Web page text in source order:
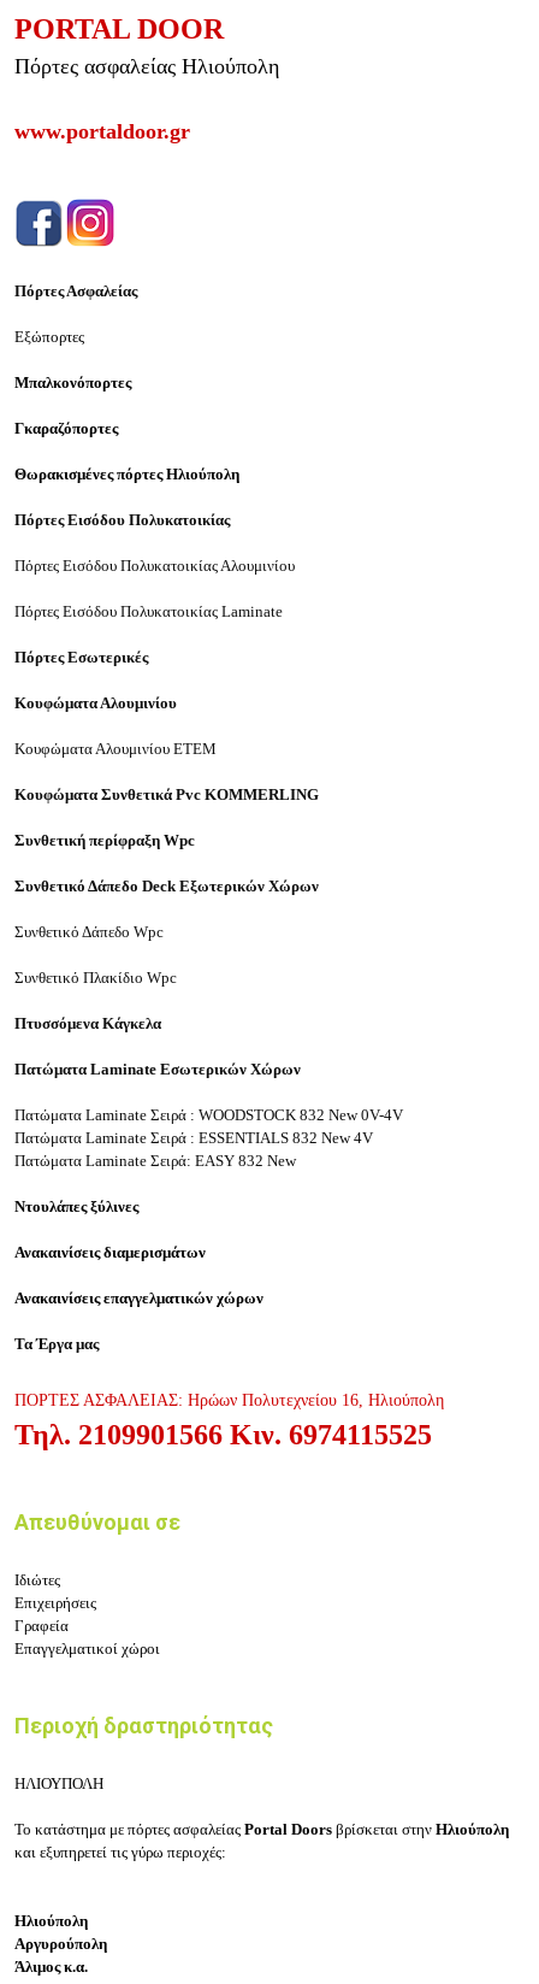
PORTAL DOOR
Πόρτες ασφαλείας Ηλιούπολη
www.portaldoor.gr
Πόρτες Ασφαλείας
Εξώπορτες
Μπαλκονόπορτες
Γκαραζόπορτες
Θωρακισμένες πόρτες Ηλιούπολη
Πόρτες Εισόδου Πολυκατοικίας
Πόρτες Εισόδου Πολυκατοικίας Αλουμινίου
Πόρτες Εισόδου Πολυκατοικίας Laminate
Πόρτες Εσωτερικές
Κουφώματα Αλουμινίου
Κουφώματα Αλουμινίου ΕΤΕΜ
Κουφώματα Συνθετικά Pvc KOMMERLING
Συνθετική περίφραξη Wpc
Συνθετικό Δάπεδο Deck Εξωτερικών Χώρων
Συνθετικό Δάπεδο Wpc
Συνθετικό Πλακίδιο Wpc
Πτυσσόμενα Κάγκελα
Πατώματα Laminate Εσωτερικών Χώρων
Πατώματα Laminate Σειρά : WOODSTOCK 832 New 0V-4V
Πατώματα Laminate Σειρά : ESSENTIALS 832 New 4V
Πατώματα Laminate Σειρά: EASY 832 New
Ντουλάπες ξύλινες
Ανακαινίσεις διαμερισμάτων
Ανακαινίσεις επαγγελματικών χώρων
Τα Έργα μας
ΠΟΡΤΕΣ ΑΣΦΑΛΕΙΑΣ: Ηρώων Πολυτεχνείου 16 , Ηλιούπολη
Τηλ. 2109901566 Κιν. 6974115525
Απευθύνομαι σε
Ιδιώτες
Επιχειρήσεις
Γραφεία
Επαγγελματικοί χώροι
Περιοχή δραστηριότητας
ΗΛΙΟΥΠΟΛΗ
Το κατάστημα με πόρτες ασφαλείας Portal Doors βρίσκεται στην Ηλιούπολη
και εξυπηρετεί τις γύρω περιοχές:
Ηλιούπολη
Αργυρούπολη
Άλιμος κ.α.